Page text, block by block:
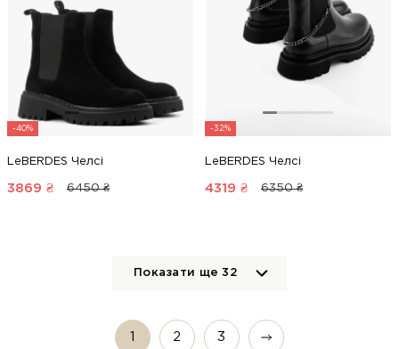
-40%
LeBERDES Челсі
3869 ₴ 6450 ₴
-32%
LeBERDES Челсі
4319 ₴ 6350 ₴
Показати ще32
1 2 3